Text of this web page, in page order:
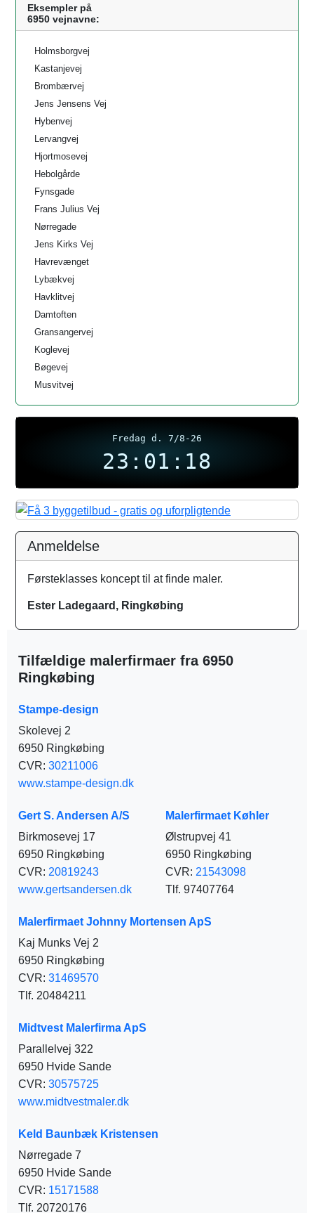
Eksempler på
6950 vejnavne:
Holmsborgvej
Kastanjevej
Brombærvej
Jens Jensens Vej
Hybenvej
Lervangvej
Hjortmosevej
Hebolgårde
Fynsgade
Frans Julius Vej
Nørregade
Jens Kirks Vej
Havrevænget
Lybækvej
Havklitvej
Damtoften
Gransangervej
Koglevej
Bøgevej
Musvitvej
Fredag d. 7/8-26
23:01:18
Anmeldelse
Førsteklasses koncept til at finde maler.
Ester Ladegaard, Ringkøbing
Tilfældige malerfirmaer fra 6950
Ringkøbing
Stampe-design
Skolevej 2
6950 Ringkøbing
CVR: 30211006
www.stampe-design.dk
Gert S. Andersen A/S
Birkmosevej 17
6950 Ringkøbing
CVR: 20819243
www.gertsandersen.dk
Malerfirmaet Køhler
Ølstrupvej 41
6950 Ringkøbing
CVR: 21543098
Tlf. 97407764
Malerfirmaet Johnny Mortensen ApS
Kaj Munks Vej 2
6950 Ringkøbing
CVR: 31469570
Tlf. 20484211
Midtvest Malerfirma ApS
Parallelvej 322
6950 Hvide Sande
CVR: 30575725
www.midtvestmaler.dk
Keld Baunbæk Kristensen
Nørregade 7
6950 Hvide Sande
CVR: 15171588
Tlf. 20720176